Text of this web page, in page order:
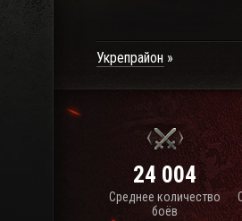
Укрепрайон
24 004
Среднее количество
боёв